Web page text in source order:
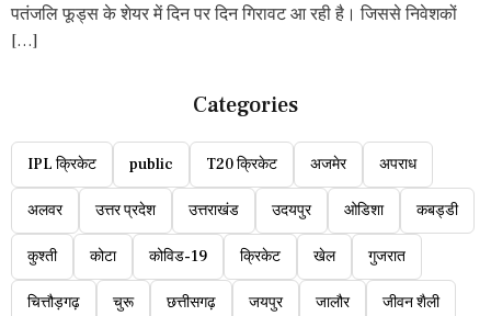
पतंजलि फूड्स के शेयर में दिन पर दिन गिरावट आ रही है। जिससे निवेशकों
[…]
Categories
IPL क्रिकेट public T20 क्रिकेट अजमेर अपराध
अलवर उत्तर प्रदेश उत्तराखंड उदयपुर ओडिशा कबड्डी
कुश्ती कोटा कोविड-19 क्रिकेट खेल गुजरात
चित्तौड़गढ़ चुरू छत्तीसगढ़ जयपुर जालौर जीवन शैली